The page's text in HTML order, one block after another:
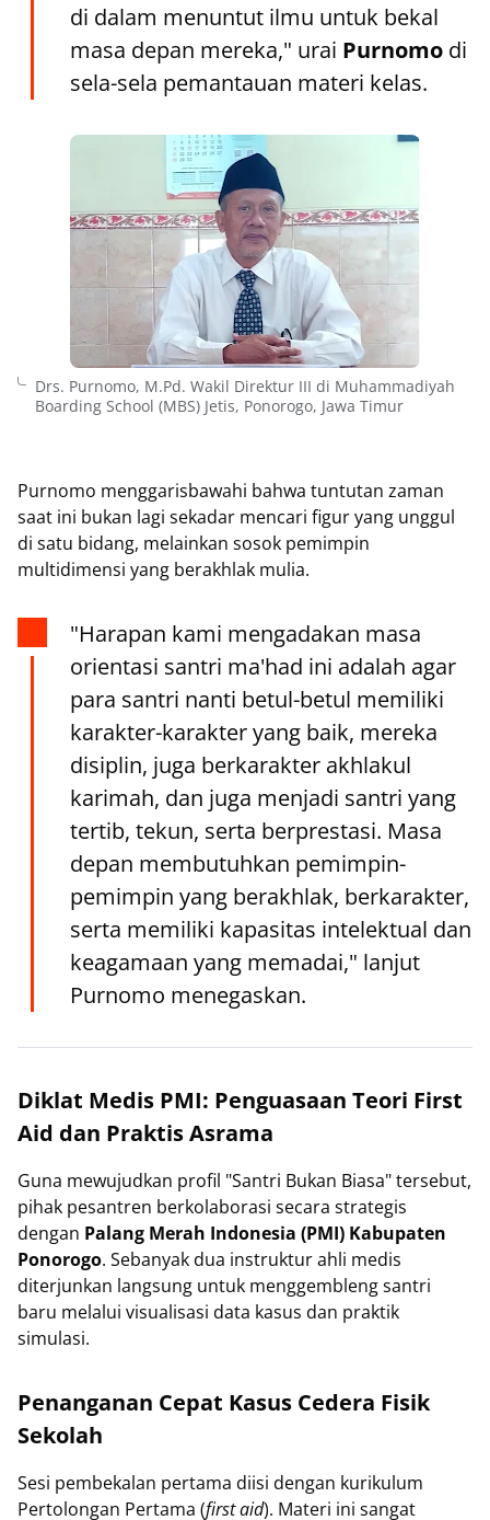
di dalam menuntut ilmu untuk bekal
masa depan mereka," urai Purnomo di
sela-sela pemantauan materi kelas.
Drs. Purnomo, M.Pd. Wakil Direktur III di Muhammadiyah
Boarding School (MBS) Jetis, Ponorogo, Jawa Timur
Purnomo menggarisbawahi bahwa tuntutan zaman
saat ini bukan lagi sekadar mencari figur yang unggul
di satu bidang, melainkan sosok pemimpin
multidimensi yang berakhlak mulia.
"Harapan kami mengadakan masa
orientasi santri ma'had ini adalah agar
para santri nanti betul-betul memiliki
karakter-karakter yang baik, mereka
disiplin, juga berkarakter akhlakul
karimah, dan juga menjadi santri yang
tertib, tekun, serta berprestasi. Masa
depan membutuhkan pemimpin-
pemimpin yang berakhlak, berkarakter,
serta memiliki kapasitas intelektual dan
keagamaan yang memadai," lanjut
Purnomo menegaskan.
Diklat Medis PMI: Penguasaan Teori First
Aid dan Praktis Asrama
Guna mewujudkan profil "Santri Bukan Biasa" tersebut,
pihak pesantren berkolaborasi secara strategis
dengan Palang Merah Indonesia (PMI) Kabupaten
Ponorogo. Sebanyak dua instruktur ahli medis
diterjunkan langsung untuk menggembleng santri
baru melalui visualisasi data kasus dan praktik
simulasi.
Penanganan Cepat Kasus Cedera Fisik
Sekolah
Sesi pembekalan pertama diisi dengan kurikulum
Pertolongan Pertama (first aid). Materi ini sangat